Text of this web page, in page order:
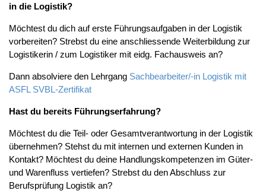
in die Logistik?
Möchtest du dich auf erste Führungsaufgaben in der Logistik
vorbereiten? Strebst du eine anschliessende Weiterbildung zur
Logistikerin / zum Logistiker mit eidg. Fachausweis an?
Dann absolviere den Lehrgang Sachbearbeiter/-in Logistik mit
ASFL SVBL-Zertifikat
Hast du bereits Führungserfahrung?
Möchtest du die Teil- oder Gesamtverantwortung in der Logistik
übernehmen? Stehst du mit internen und externen Kunden in
Kontakt? Möchtest du deine Handlungskompetenzen im Güter-
und Warenfluss vertiefen? Strebst du den Abschluss zur
Berufsprüfung Logistik an?